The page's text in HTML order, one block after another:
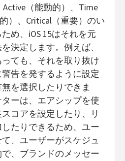
Active（能動的）、Time
）、Critical（重要）のい
め、iOS 15はそれを元
決定します。例えば、
っても、それを取り抜け
告を発するように設定
を選択したりできま
ーは、エアシップを使
コアを設定したり、リ
たりできるため、ユー
、ユーザーがスケジュ
、ブランドのメッセー